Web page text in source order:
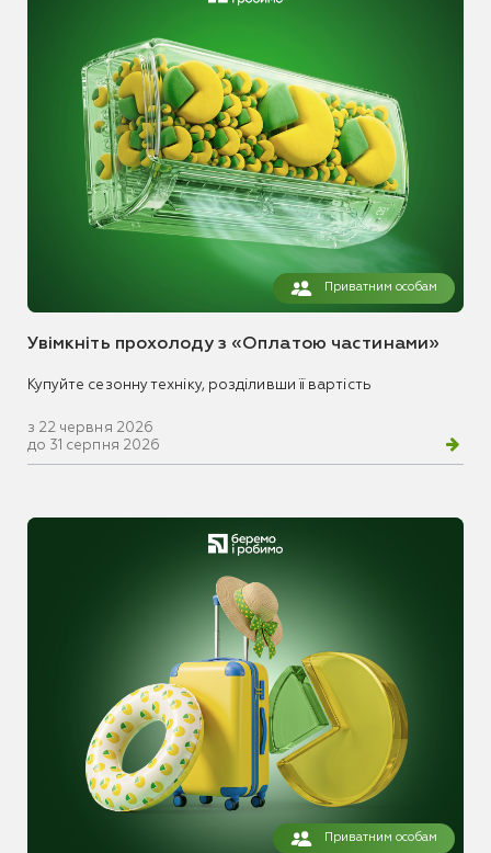
Приватним особам
Увімкніть прохолоду з «Оплатою частинами»
Купуйте сезонну техніку, розділивши її вартість
з 22 червня 2026
до 31 серпня 2026
Приватним особам